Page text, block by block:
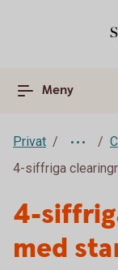
Meny
Privat
4-siffriga
4-
med